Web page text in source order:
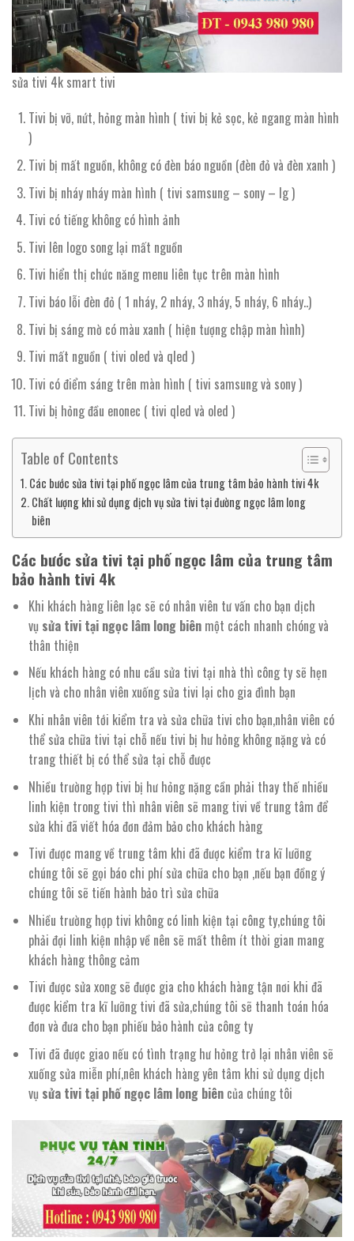
sửa tivi 4k smart tivi
Tivi bị vỡ, nứt, hỏng màn hình ( tivi bị kẻ sọc, kẻ ngang màn hình
)
Tivi bị mất nguồn, không có đèn báo nguồn (đèn đỏ và đèn xanh )
Tivi bị nháy nháy màn hình ( tivi samsung – sony – lg )
Tivi có tiếng không có hình ảnh
Tivi lên logo song lại mất nguồn
Tivi hiển thị chức năng menu liên tục trên màn hình
Tivi báo lỗi đèn đỏ ( 1 nháy, 2 nháy, 3 nháy, 5 nháy, 6 nháy..)
Tivi bị sáng mờ có màu xanh ( hiện tượng chập màn hình)
Tivi mất nguồn ( tivi oled và qled )
Tivi có điểm sáng trên màn hình ( tivi samsung và sony )
Tivi bị hỏng đầu enonec ( tivi qled và oled )
Table of Contents
Các bước sửa tivi tại phố ngọc lâm của trung tâm bảo hành tivi 4k
Chất lượng khi sử dụng dịch vụ sửa tivi tại đường ngọc lâm long
biên
Các bước sửa tivi tại phố ngọc lâm của trung tâm
bảo hành tivi 4k
Khi khách hàng liên lạc sẽ có nhân viên tư vấn cho bạn dịch
vụ sửa tivi tại ngọc lâm long biênmột cách nhanh chóng và
thân thiện
Nếu khách hàng có nhu cầu sửa tivi tại nhà thì công ty sẽ hẹn
lịch và cho nhân viên xuống sửa tivi lại cho gia đình bạn
Khi nhân viên tới kiểm tra và sửa chữa tivi cho bạn,nhân viên có
thể sửa chữa tivi tại chỗ nếu tivi bị hư hỏng không nặng và có
trang thiết bị có thể sửa tại chỗ được
Nhiều trường hợp tivi bị hư hỏng nặng cần phải thay thế nhiều
linh kiện trong tivi thì nhân viên sẽ mang tivi về trung tâm để
sửa khi đã viết hóa đơn đảm bảo cho khách hàng
Tivi được mang về trung tâm khi đã được kiểm tra kĩ lưỡng
chúng tôi sẽ gọi báo chi phí sửa chữa cho bạn ,nếu bạn đồng ý
chúng tôi sẽ tiến hành bảo trì sửa chữa
Nhiều trường hợp tivi không có linh kiện tại công ty,chúng tôi
phải đợi linh kiện nhập về nên sẽ mất thêm ít thời gian mang
khách hàng thông cảm
Tivi được sửa xong sẽ được gia cho khách hàng tận nơi khi đã
được kiểm tra kĩ lưỡng tivi đã sửa,chúng tôi sẽ thanh toán hóa
đơn và đưa cho bạn phiếu bảo hành của công ty
Tivi đã được giao nếu có tình trạng hư hỏng trở lại nhân viên sẽ
xuống sửa miễn phí,nên khách hàng yên tâm khi sử dụng dịch
vụ sửa tivi tại phố ngọc lâm long biêncủa chúng tôi